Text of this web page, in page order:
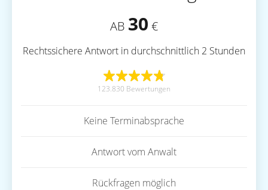
AB 30 €
Rechtssichere Antwort in durchschnittlich 2 Stunden
123.830 Bewertungen
Keine Terminabsprache
Antwort vom Anwalt
Rückfragen möglich